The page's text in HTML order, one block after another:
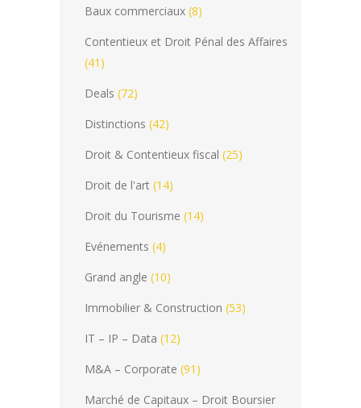
Baux commerciaux (8)
Contentieux et Droit Pénal des Affaires
(41)
Deals (72)
Distinctions (42)
Droit & Contentieux fiscal (25)
Droit de l'art (14)
Droit du Tourisme (14)
Evénements (4)
Grand angle (10)
Immobilier & Construction (53)
IT – IP – Data (12)
M&A – Corporate (91)
Marché de Capitaux – Droit Boursier